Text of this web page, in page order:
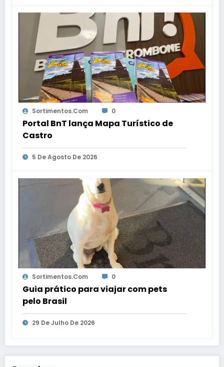
Sortimentos.com 0
Portal BnT lança Mapa Turístico de
Castro
5 De Agosto De 2026
Sortimentos.com 0
Guia prático para viajar com pets
pelo Brasil
29 De Julho De 2026